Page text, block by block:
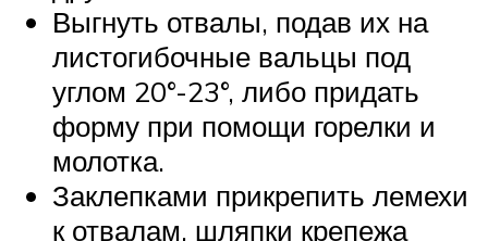
Выгнуть отвалы, подав их на
листогибочные вальцы под
углом 20°-23°, либо придать
форму при помощи горелки и
молотка.
Заклепками прикрепить лемехи
к отвалам, шляпки крепежа